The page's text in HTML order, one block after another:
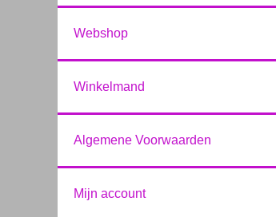
Webshop
Winkelmand
Algemene Voorwaarden
Mijn account